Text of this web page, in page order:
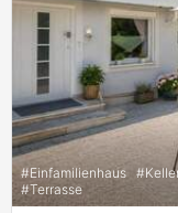
#Einfamilienhaus #
#Terrasse